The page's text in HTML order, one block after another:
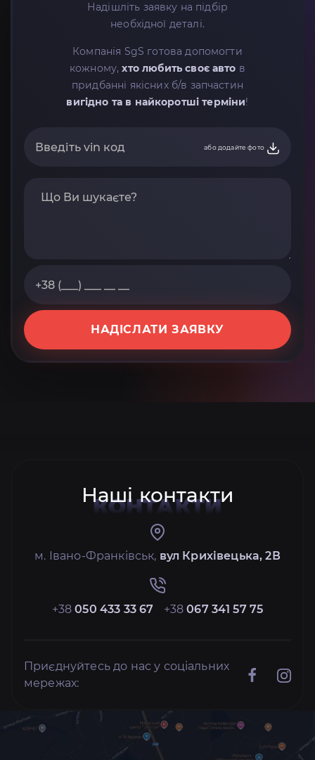
Надішліть заявку на підбір
необхідної деталі.
Компанія SgS готова допомогти
кожному,хто любить своє авто в
придбанні якісних б/в запчастин
вигідно та в найкоротші терміни!
або додайте фото
НАДІСЛАТИ ЗАЯВКУ
Наші контакти
КОНТАКТИ
м. Івано-Франківськ, вул Крихівецька, 2В
+38050 433 33 67 +38067 341 57 75
Приєднуйтесь до нас у соціальних
мережах: